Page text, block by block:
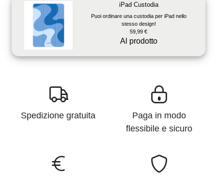
iPad Custodia
Puoi ordinare una custodia per iPad nello
stesso design!
59,99 €
Al prodotto
Spedizione gratuita
Paga in modo
flessibile e sicuro